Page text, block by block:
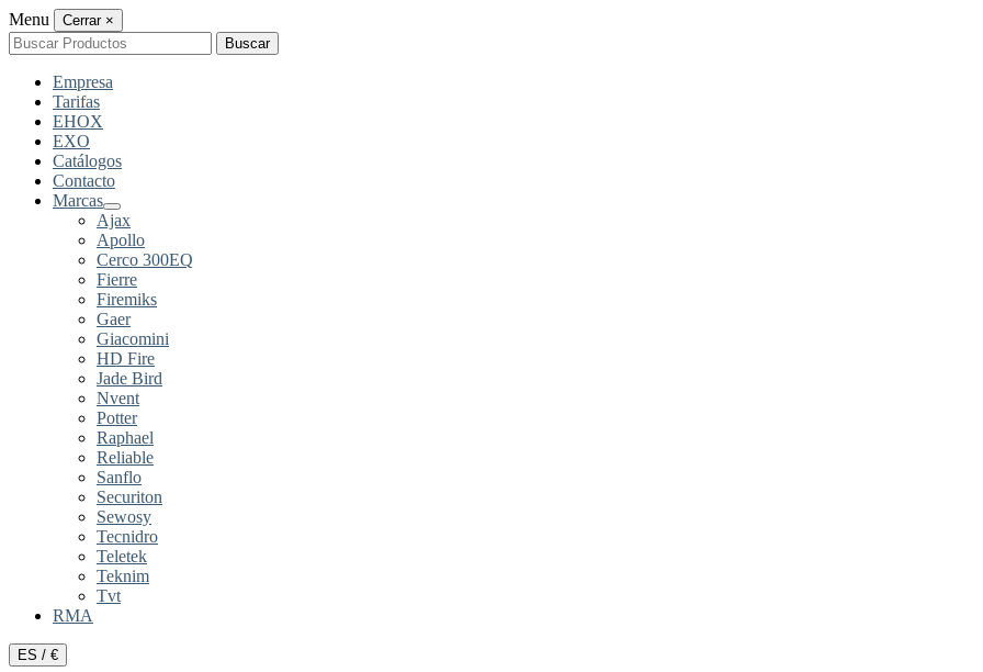
Menu Cerrar ×
Buscar
por:
Buscar
Empresa
Tarifas
EHOX
EXO
Catálogos
Contacto
Marcas
Ajax
Apollo
Cerco 300EQ
Fierre
Firemiks
Gaer
Giacomini
HD Fire
Jade Bird
Nvent
Potter
Raphael
Reliable
Sanflo
Securiton
Sewosy
Tecnidro
Teletek
Teknim
Tvt
RMA
ES / €